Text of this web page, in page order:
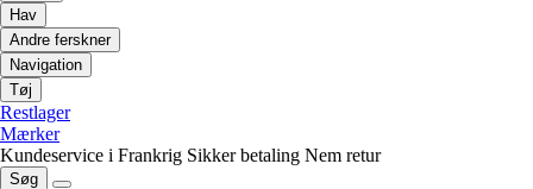
Hav
Andre ferskner
Navigation
Tøj
Restlager
Mærker
Kundeservice i Frankrig Sikker betaling Nem retur
Søg